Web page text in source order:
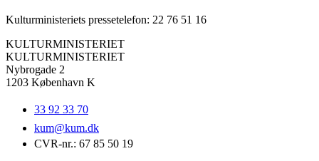
Kulturministeriets pressetelefon: 22 76 51 16
KULTURMINISTERIET
KULTURMINISTERIET
Nybrogade 2
1203 København K
33 92 33 70
kum@kum.dk
CVR-nr.: 67 85 50 19